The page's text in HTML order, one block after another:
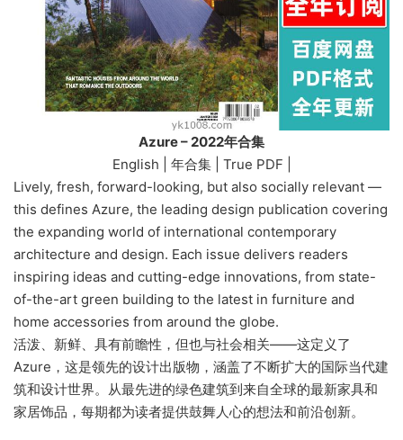
Azure – 2022年合集
English | 年合集 | True PDF |
Lively, fresh, forward-looking, but also socially relevant —
this defines Azure, the leading design publication covering
the expanding world of international contemporary
architecture and design. Each issue delivers readers
inspiring ideas and cutting-edge innovations, from state-
of-the-art green building to the latest in furniture and
home accessories from around the globe.
活泼、新鲜、具有前瞻性，但也与社会相关——这定义了
Azure，这是领先的设计出版物，涵盖了不断扩大的国际当代建
筑和设计世界。 从最先进的绿色建筑到来自全球的最新家具和
家居饰品，每期都为读者提供鼓舞人心的想法和前沿创新。